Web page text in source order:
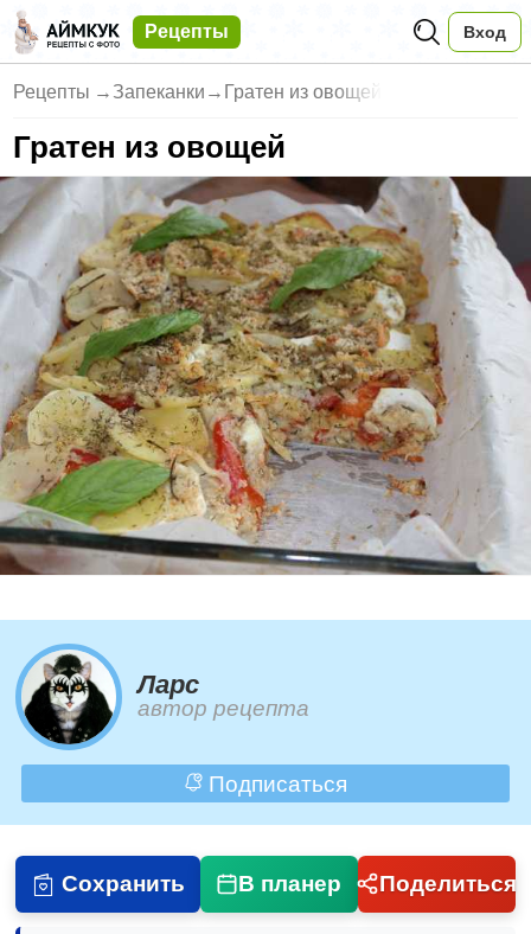
Рецепты Вход
Рецепты → Запеканки → Гратен из овощей
Гратен из овощей
Ларс
автор рецепта
Подписаться
Сохранить В планер Поделиться